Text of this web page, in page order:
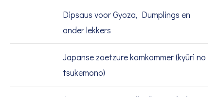
Dipsaus voor Gyoza, Dumplings en
ander lekkers
Japanse zoetzure komkommer (kyūri no
tsukemono)